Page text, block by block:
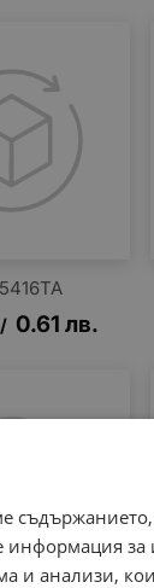
/ 0.61 лв.
за
и анализи,